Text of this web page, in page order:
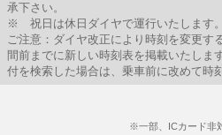
承下さい。
※ 祝日は休日ダイヤで運行いたします。
ご注意：ダイヤ改正により時刻を変更す
間前までに新しい時刻表を掲載いたしま
付を検索した場合は、乗車前に改めて時
※一部、ICカード非